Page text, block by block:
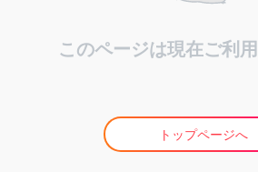
このページは現在ご利